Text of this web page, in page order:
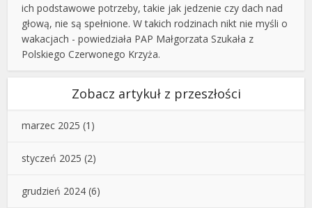
ich podstawowe potrzeby, takie jak jedzenie czy dach nad
głową, nie są spełnione. W takich rodzinach nikt nie myśli o
wakacjach - powiedziała PAP Małgorzata Szukała z
Polskiego Czerwonego Krzyża.
Zobacz artykuł z przeszłości
marzec 2025 (1)
styczeń 2025 (2)
grudzień 2024 (6)